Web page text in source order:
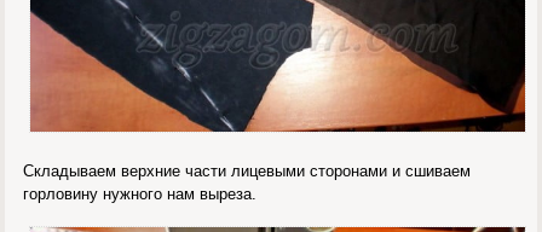
Складываем верхние части лицевыми сторонами и сшиваем
горловину нужного нам выреза.